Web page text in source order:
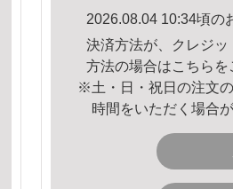
2026.08.04 10:34頃の
決済方法が、クレジ
方法の場合はこちら を
※土・日・祝日の注文
時間をいただく場合